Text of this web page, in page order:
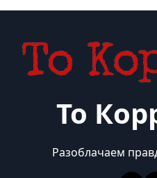
То
Разоблачаем